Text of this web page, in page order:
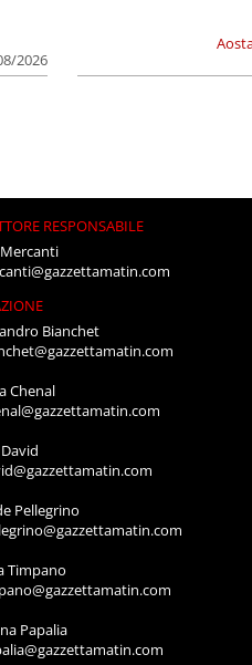
2026
RESPONSABILE
Bianchet
Chenal
Pellegrino
Timpano
Papalia